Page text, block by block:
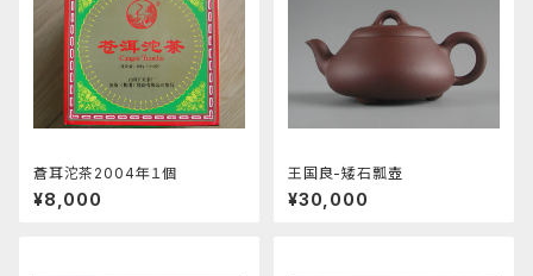
蒼耳沱茶2004年１個
¥8,000
王国良-矮石瓢壺
¥30,000